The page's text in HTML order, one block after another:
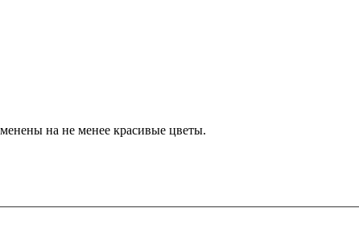
на не менее красивые цветы.